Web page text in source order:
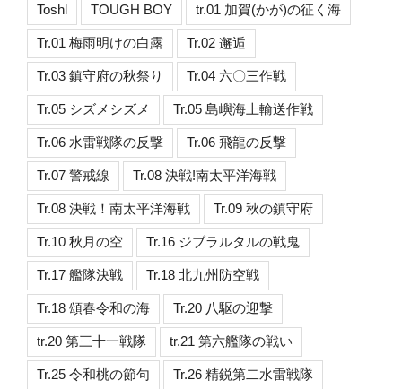
Toshl TOUGH BOY tr.01 加賀(かが)の征く海
Tr.01 梅雨明けの白露 Tr.02 邂逅
Tr.03 鎮守府の秋祭り Tr.04 六〇三作戦
Tr.05 シズメシズメ Tr.05 島嶼海上輸送作戦
Tr.06 水雷戦隊の反撃 Tr.06 飛龍の反撃
Tr.07 警戒線 Tr.08 決戦!南太平洋海戦
Tr.08 決戦！南太平洋海戦 Tr.09 秋の鎮守府
Tr.10 秋月の空 Tr.16 ジブラルタルの戦鬼
Tr.17 艦隊決戦 Tr.18 北九州防空戦
Tr.18 頌春令和の海 Tr.20 八駆の迎撃
tr.20 第三十一戦隊 tr.21 第六艦隊の戦い
Tr.25 令和桃の節句 Tr.26 精鋭第二水雷戦隊